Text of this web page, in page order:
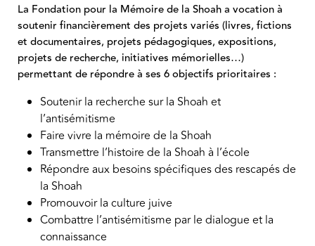
La Fondation pour la Mémoire de la Shoah a vocation à
soutenir financièrement des projets variés (livres, fictions
et documentaires, projets pédagogiques, expositions,
projets de recherche, initiatives mémorielles…)
permettant de répondre à ses 6 objectifs prioritaires :
Soutenir la recherche sur la Shoah et
l’antisémitisme
Faire vivre la mémoire de la Shoah
Transmettre l’histoire de la Shoah à l’école
Répondre aux besoins spécifiques des rescapés de
la Shoah
Promouvoir la culture juive
Combattre l’antisémitisme par le dialogue et la
connaissance